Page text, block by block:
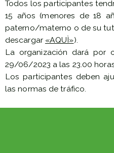
Todos los participantes
15 años (menores de 18
paterno/materno o de su
descargar «AQUÌ»).
La organización dará por
29/06/2023 a las 23.00
Los participantes deben
las normas de tráfico.